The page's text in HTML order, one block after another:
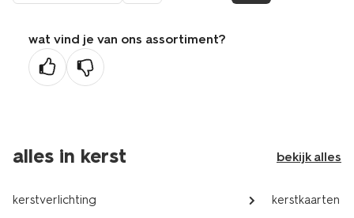
naar
vorige
pagina
wat vind je van ons assortiment?
alles in kerst bekijk alles
kerstverlichting kerstkaarten